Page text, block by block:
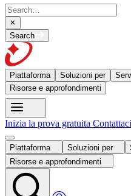
Search
Piattaforma Soluzioni per
Risorse e approfondimenti
Inizia la prova gratuita Contattaci
Piattaforma Soluzioni per
Risorse e approfondimenti